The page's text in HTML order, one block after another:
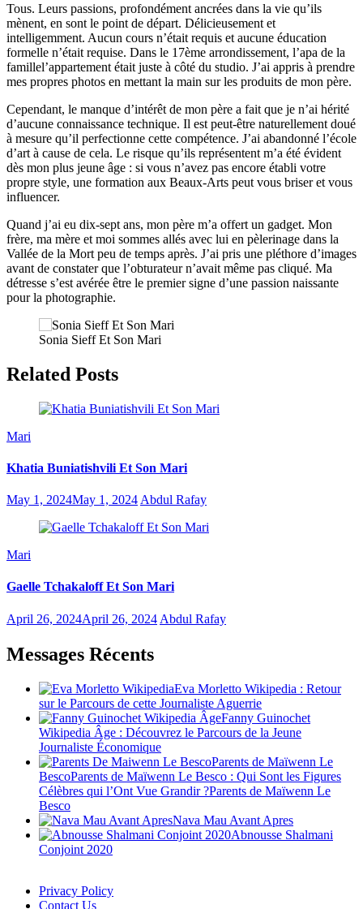
Tous. Leurs passions, profondément ancrées dans la vie qu’ils
mènent, en sont le point de départ. Délicieusement et
intelligemment. Aucun cours n’était requis et aucune éducation
formelle n’était requise. Dans le 17ème arrondissement, l’apa de la
famillel’appartement était juste à côté du studio. J’ai appris à prendre
mes propres photos en mettant la main sur les produits de mon père.
Cependant, le manque d’intérêt de mon père a fait que je n’ai hérité
d’aucune connaissance technique. Il est peut-être naturellement doué
à mesure qu’il perfectionne cette compétence. J’ai abandonné l’école
d’art à cause de cela. Le risque qu’ils représentent m’a été évident
dès mon plus jeune âge : si vous n’avez pas encore établi votre
propre style, une formation aux Beaux-Arts peut vous briser et vous
influencer.
Quand j’ai eu dix-sept ans, mon père m’a offert un gadget. Mon
frère, ma mère et moi sommes allés avec lui en pèlerinage dans la
Vallée de la Mort peu de temps après. J’ai pris une pléthore d’images
avant de constater que l’obturateur n’avait même pas cliqué. Ma
détresse s’est avérée être le premier signe d’une passion naissante
pour la photographie.
Sonia Sieff Et Son Mari
Related Posts
Mari
Khatia Buniatishvili Et Son Mari
May 1, 2024May 1, 2024 Abdul Rafay
Mari
Gaelle Tchakaloff Et Son Mari
April 26, 2024April 26, 2024 Abdul Rafay
Messages Récents
Eva Morletto Wikipedia : Retour
sur le Parcours de cette Journaliste Aguerrie
Fanny Guinochet
Wikipedia Âge : Découvrez le Parcours de la Jeune
Journaliste Économique
Parents de Maïwenn Le
BescoParents de Maïwenn Le Besco : Qui Sont les Figures
Célèbres qui l’Ont Vue Grandir ?Parents de Maïwenn Le
Besco
Nava Mau Avant Apres
Abnousse Shalmani
Conjoint 2020
Privacy Policy
Contact Us